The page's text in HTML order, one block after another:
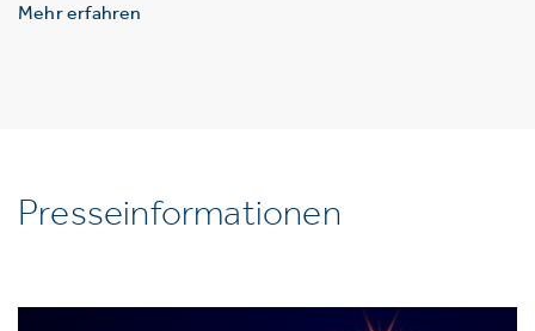
Mehr erfahren
Presseinformationen